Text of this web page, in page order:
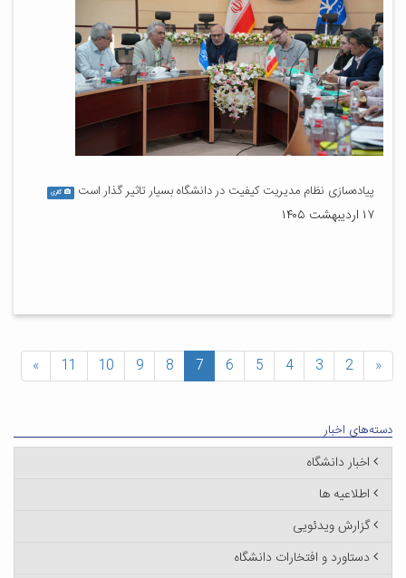
پیاده‌سازی نظام مدیریت کیفیت در دانشگاه بسیار تاثیر گذار است گالری
۱۷ اردیبهشت ۱۴۰۵
«
2
3
4
5
6
7
8
9
10
11
»
دسته‌های اخبار
اخبار دانشگاه
اطلاعیه ها
گزارش ویدئویی
دستاورد و افتخارات دانشگاه